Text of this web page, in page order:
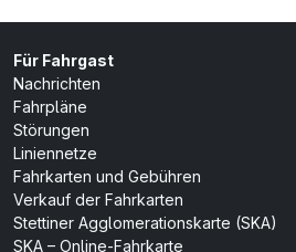
Für Fahrgast
Nachrichten
Fahrpläne
Störungen
Liniennetze
Fahrkarten und Gebühren
Verkauf der Fahrkarten
Stettiner Agglomerationskarte (SKA)
SKA – Online-Fahrkarte